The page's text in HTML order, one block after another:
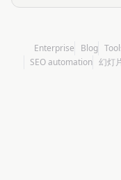
Enterprise Blog
SEO automation 幻灯